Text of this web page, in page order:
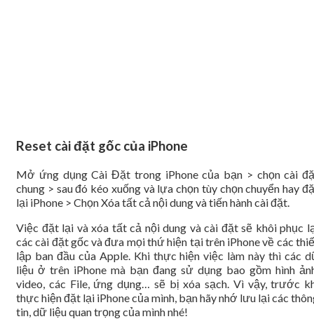
Reset cài đặt gốc của iPhone
Mở ứng dụng Cài Đặt trong iPhone của bạn > chọn cài
chung > sau đó kéo xuống và lựa chọn tùy chọn chuyển hay
lại iPhone > Chọn Xóa tất cả nội dung và tiến hành cài đặt.
Việc đặt lại và xóa tất cả nội dung và cài đặt sẽ khôi phục
các cài đặt gốc và đưa mọi thứ hiện tại trên iPhone về các
lập ban đầu của Apple. Khi thực hiện việc làm này thì các
liệu ở trên iPhone mà bạn đang sử dụng bao gồm hình
video, các File, ứng dụng… sẽ bị xóa sạch. Vì vậy, trước
thực hiện đặt lại iPhone của mình, bạn hãy nhớ lưu lại các
tin, dữ liệu quan trọng của mình nhé!